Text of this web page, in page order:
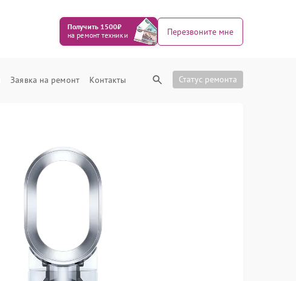
Получить 1500₽
на ремонт техники
Перезвоните мне
Заявка на ремонт Контакты Статус ремонта